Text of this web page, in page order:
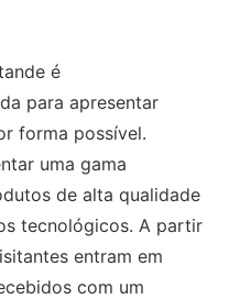
é
para apresentar
forma possível.
uma gama
de alta qualidade
tecnológicos. A partir
entram em
com um